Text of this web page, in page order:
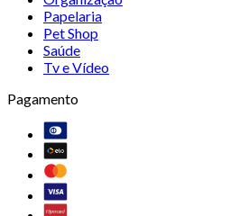
Papelaria
Pet Shop
Saúde
Tv e Vídeo
Pagamento